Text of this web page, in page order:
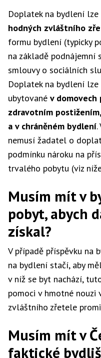
Doplatek na bydlení
hodných zvláštního
formu bydlení (typicky
na základě podnájemní
smlouvy o sociálních
Doplatek na bydlení
ubytované v domovech
zdravotním
a v chráněném bydlení
nemusí žadatel o
podmínku nároku na
trvalého pobytu (viz
Musím mít v
pobyt, abych
získal?
V případě příspěvku na
na bydlení stačí, aby
v níž se byt nachází,
pomoci v hmotné nouzi
zvláštního zřetele
Musím mít v
faktické